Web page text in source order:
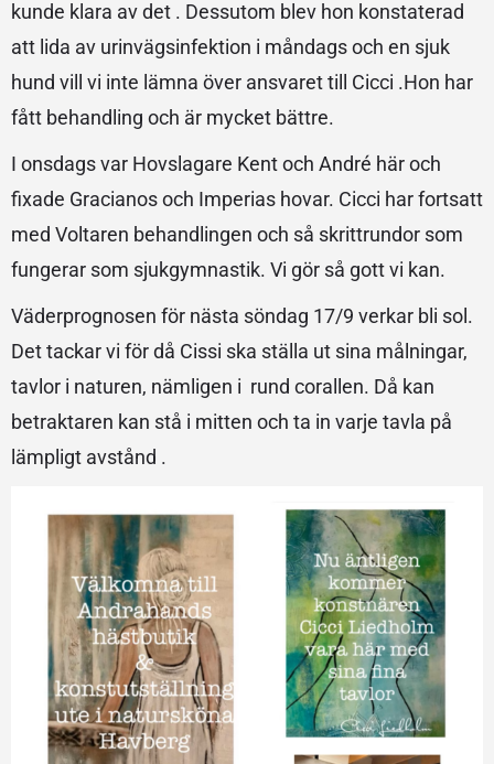
kunde klara av det . Dessutom blev hon konstaterad
att lida av urinvägsinfektion i måndags och en sjuk
hund vill vi inte lämna över ansvaret till Cicci .Hon har
fått behandling och är mycket bättre.
I onsdags var Hovslagare Kent och André här och
fixade Gracianos och Imperias hovar. Cicci har fortsatt
med Voltaren behandlingen och så skrittrundor som
fungerar som sjukgymnastik. Vi gör så gott vi kan.
Väderprognosen för nästa söndag 17/9 verkar bli sol.
Det tackar vi för då Cissi ska ställa ut sina målningar,
tavlor i naturen, nämligen i rund corallen. Då kan
betraktaren kan stå i mitten och ta in varje tavla på
lämpligt avstånd .